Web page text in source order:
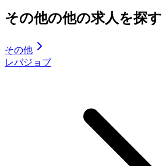
その他の他の求人を探す
その他
レバジョブ